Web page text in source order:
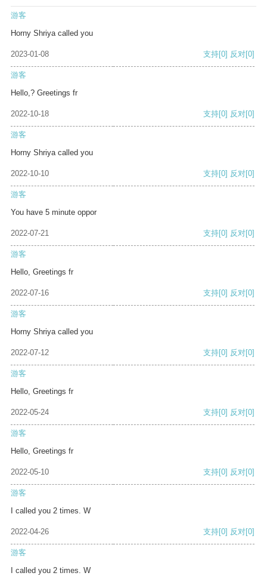
游客
Horny Shriya called you
2023-01-08 支持[0] 反对[0]
游客
Hello,? Greetings fr
2022-10-18 支持[0] 反对[0]
游客
Horny Shriya called you
2022-10-10 支持[0] 反对[0]
游客
You have 5 minute oppor
2022-07-21 支持[0] 反对[0]
游客
Hello, Greetings fr
2022-07-16 支持[0] 反对[0]
游客
Horny Shriya called you
2022-07-12 支持[0] 反对[0]
游客
Hello, Greetings fr
2022-05-24 支持[0] 反对[0]
游客
Hello, Greetings fr
2022-05-10 支持[0] 反对[0]
游客
I called you 2 times. W
2022-04-26 支持[0] 反对[0]
游客
I called you 2 times. W